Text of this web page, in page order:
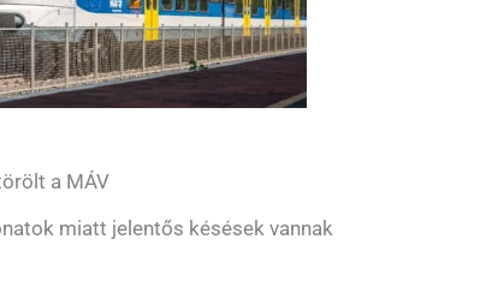
a MÁV
miatt jelentős késések vannak